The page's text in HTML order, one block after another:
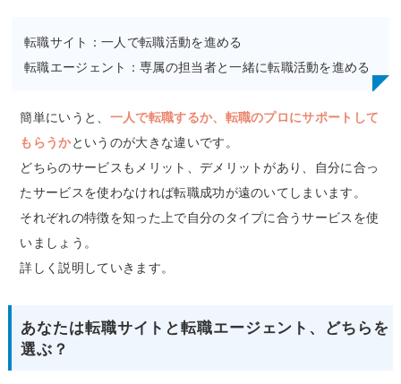
転職サイト：一人で転職活動を進める
転職エージェント：専属の担当者と一緒に転職活動を進める
簡単にいうと、 一人で転職するか、転職のプロにサポートして
もらうかというのが大きな違いです。
どちらのサービスもメリット、デメリットがあり、自分に合っ
たサービスを使わなければ転職成功が遠のいてしまいます。
それぞれの特徴を知った上で自分のタイプに合うサービスを使
いましょう。
詳しく説明していきます。
あなたは転職サイトと転職エージェント、どちらを
選ぶ？